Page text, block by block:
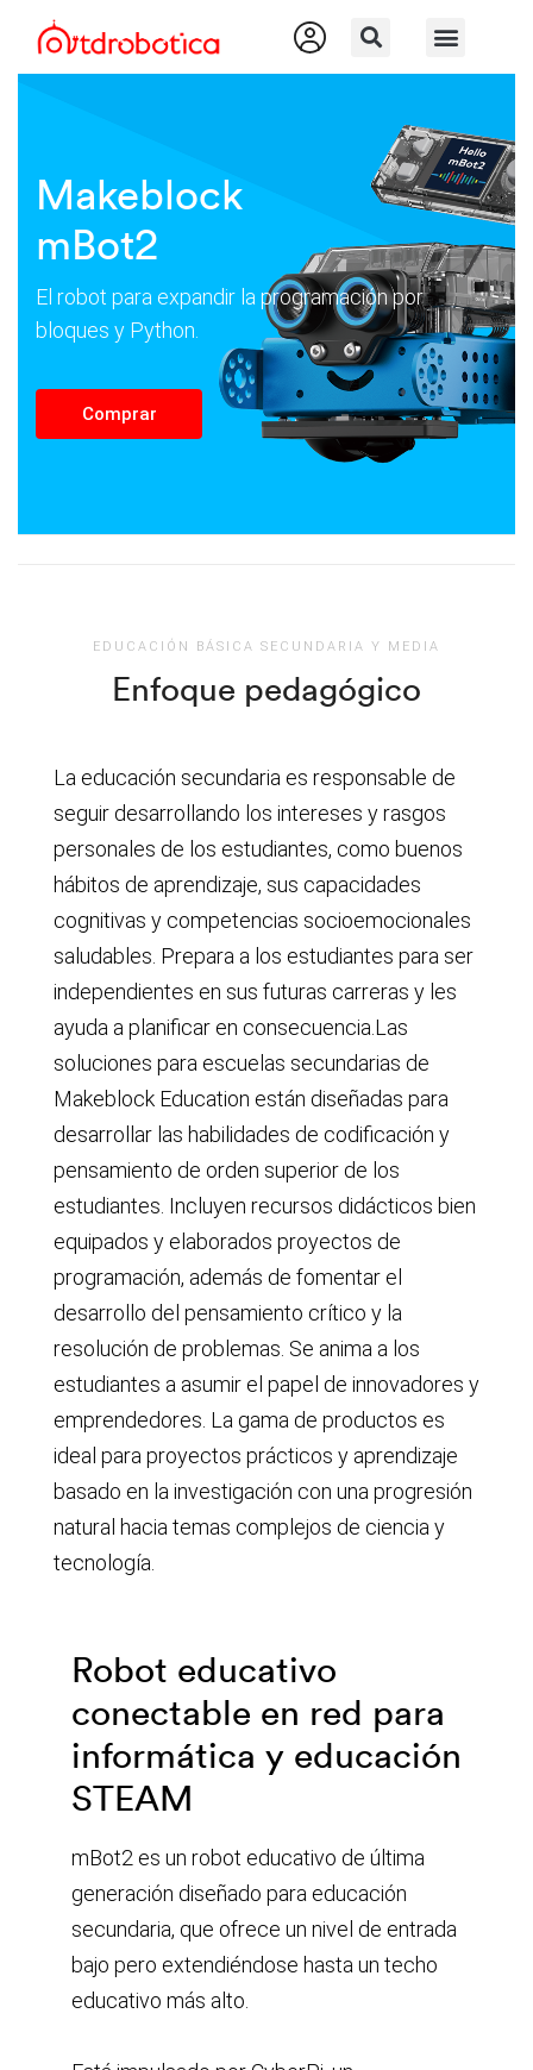
Makeblock
mBot2
El robot para expandir la programación por
bloques y Python.
Comprar
EDUCACIÓN BÁSICA SECUNDARIA Y MEDIA
Enfoque pedagógico
La educación secundaria es responsable de
seguir desarrollando los intereses y rasgos
personales de los estudiantes, como buenos
hábitos de aprendizaje, sus capacidades
cognitivas y competencias socioemocionales
saludables. Prepara a los estudiantes para ser
independientes en sus futuras carreras y les
ayuda a planificar en consecuencia.Las
soluciones para escuelas secundarias de
Makeblock Education están diseñadas para
desarrollar las habilidades de codificación y
pensamiento de orden superior de los
estudiantes. Incluyen recursos didácticos bien
equipados y elaborados proyectos de
programación, además de fomentar el
desarrollo del pensamiento crítico y la
resolución de problemas. Se anima a los
estudiantes a asumir el papel de innovadores y
emprendedores. La gama de productos es
ideal para proyectos prácticos y aprendizaje
basado en la investigación con una progresión
natural hacia temas complejos de ciencia y
tecnología.
Robot educativo
conectable en red para
informática y educación
STEAM
mBot2 es un robot educativo de última
generación diseñado para educación
secundaria, que ofrece un nivel de entrada
bajo pero extendiéndose hasta un techo
educativo más alto.